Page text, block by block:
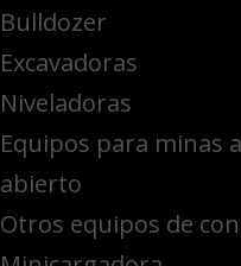
Bulldozer
Excavadoras
Niveladoras
Equipos para minas
abierto
Otros equipos de